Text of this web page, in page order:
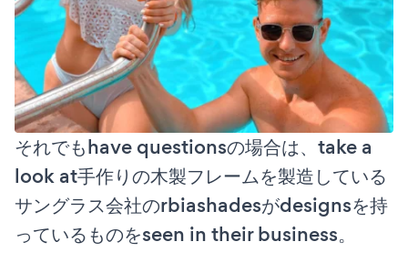
それでもhave questionsの場合は、take a
look at手作りの木製フレームを製造している
サングラス会社のrbiashadesがdesignsを持
っているものをseen in their business。